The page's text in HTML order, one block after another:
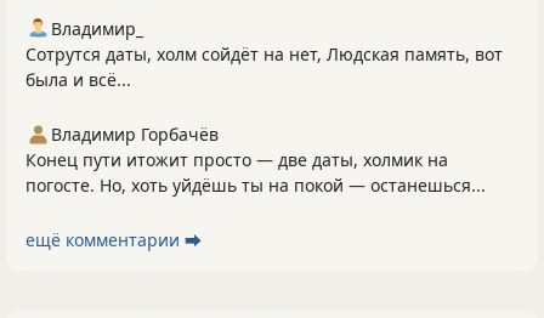
Владимир_
Сотрутся даты, холм сойдёт на нет, Людская память, вот
была и всё...
Владимир Горбачёв
Конец пути итожит просто — две даты, холмик на
погосте. Но, хоть уйдёшь ты на покой — останешься...
ещё комментарии ⮕